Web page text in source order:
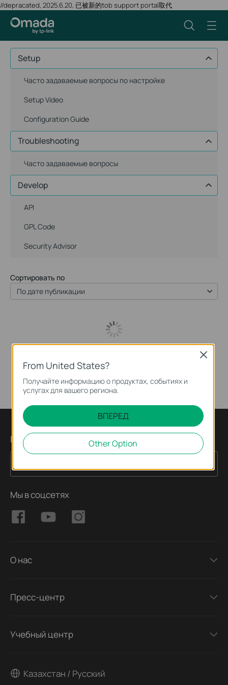
//depracated, 2025.6.20, 已被新的tob support portal取代
Setup
Часто задаваемые вопросы по настройке
Setup Video
Configuration Guide
Troubleshooting
Часто задаваемые вопросы
Develop
API
GPL Code
Security Advisor
Сортировать по
По дате публикации
Подпишитесь на рассылку
Мы в соцсетях
О нас
Пресс-центр
Учебный центр
Казахстан / Русский
From United States?
Получайте информацию о продуктах, событиях и
услугах для вашего региона.
ВПЕРЕД
Other Option
Close